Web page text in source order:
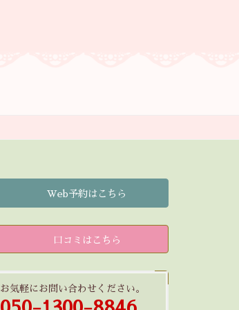
Web予約はこちら
口コミはこちら
お気軽にお問い合わせください。